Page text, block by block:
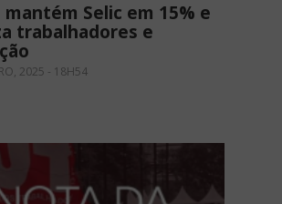
mantém Selic em 15% e
trabalhadores e
2025 - 18H54